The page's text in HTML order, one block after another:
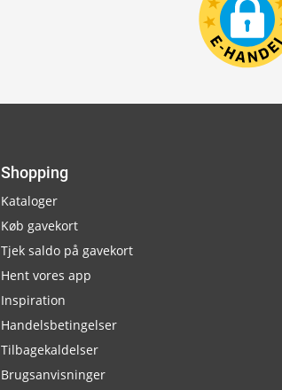
Shopping
Kataloger
Køb gavekort
Tjek saldo på gavekort
Hent vores app
Inspiration
Handelsbetingelser
Tilbagekaldelser
Brugsanvisninger